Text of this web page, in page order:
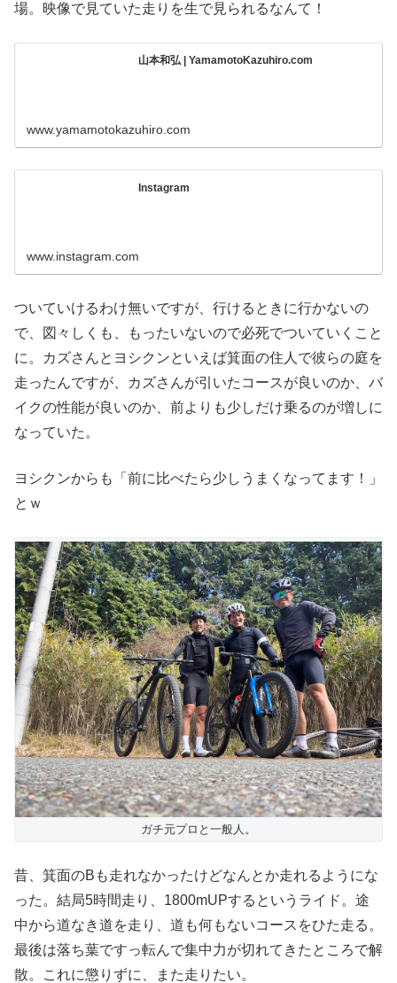
場。映像で見ていた走りを生で見られるなんて！
山本和弘 | YamamotoKazuhiro.com
www.yamamotokazuhiro.com
Instagram
www.instagram.com
ついていけるわけ無いですが、行けるときに行かないの
で、図々しくも、もったいないので必死でついていくこと
に。カズさんとヨシクンといえば箕面の住人で彼らの庭を
走ったんですが、カズさんが引いたコースが良いのか、バ
イクの性能が良いのか、前よりも少しだけ乗るのが増しに
なっていた。
ヨシクンからも「前に比べたら少しうまくなってます！」
とｗ
ガチ元プロと一般人。
昔、箕面のBも走れなかったけどなんとか走れるようにな
った。結局5時間走り、1800mUPするというライド。途
中から道なき道を走り、道も何もないコースをひた走る。
最後は落ち葉ですっ転んで集中力が切れてきたところで解
散。これに懲りずに、また走りたい。